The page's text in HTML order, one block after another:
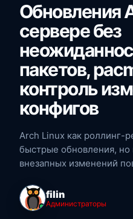
Обновления
сервере без
пакетов,
контроль
конфигов
Arch Linux как роллинг-
быстрые обновления, но
внезапных изменений
filin
Администраторы